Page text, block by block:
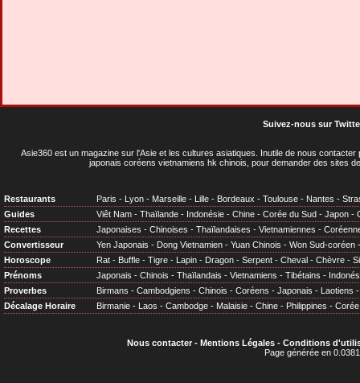
Suivez-nous sur
Asie360 est un magazine sur l'Asie et les cultures asiatiques . Inutile de nous
japonais coréens vietnamiens hk chinois, pour demander des sites
Restaurants Paris - Lyon - Marseille - Lille - Bordeaux - Toulouse - Nantes -
Guides
Viêt Nam - Thaïlande - Indonésie - Chine - Corée du Sud - Japon -
Recettes
Japonaises - Chinoises - Thaïlandaises - Vietnamiennes -
Convertisseur
Yen Japonais - Dong Vietnamien - Yuan Chinois - Won Sud-coréen
Horoscope
Rat - Buffle - Tigre - Lapin - Dragon - Serpent - Cheval - Chèvre -
Prénoms
Japonais - Chinois - Thaïlandais - Vietnamiens - Tibétains -
Proverbes
Birmans - Cambodgiens - Chinois - Coréens - Japonais - Laotiens
Décalage Horaire
Birmanie - Laos - Cambodge - Malaisie - Chine - Philippines - Corée
Nous contacter- Mentions Légales- Conditions
Page générée en